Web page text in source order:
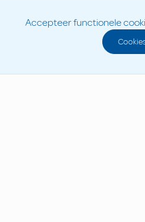
Accepteer functionele